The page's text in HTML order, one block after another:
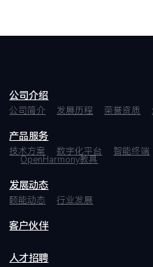
公司介绍
公司简介 发展历程 荣誉资质
产品服务
技术方案 数字化平台 智能终端
OpenHarmony教具
发展动态
颐能动态 行业发展
客户伙伴
人才招聘